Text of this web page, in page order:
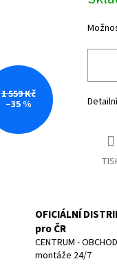
1 559 Kč
–35 %
OFICIÁLNÍ
pro ČR
CENTRUM -
montáže 24/7